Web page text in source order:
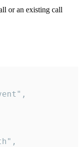
or an existing call